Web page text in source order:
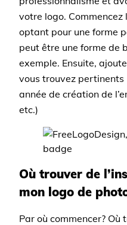
votre logo.
optant pour une forme
peut être une forme de
exemple. Ensuite,
vous trouvez pertinents
année de création de
etc.)
Où trouver de
mon logo de
Par où commencer?